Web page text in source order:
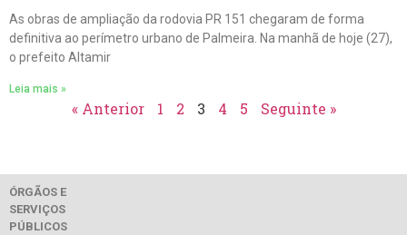
As obras de ampliação da rodovia PR 151 chegaram de forma
definitiva ao perímetro urbano de Palmeira. Na manhã de hoje (27),
o prefeito Altamir
Leia mais »
« Anterior 1 2 3 4 5 Seguinte »
ÓRGÃOS E
SERVIÇOS
PÚBLICOS